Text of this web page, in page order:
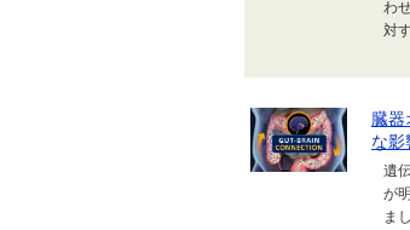
わ
対
臓器
な影
遺
が
ま